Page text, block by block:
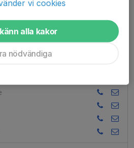
vi cookies
alla kakor
nödvändiga